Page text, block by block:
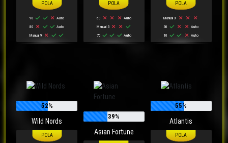
90
Auto
80
Auto
Manual 9
60
Auto
Manual 5
70
Auto
Manual 3
50
Auto
10
Auto
52%
Wild Nords
39%
Asian Fortune
55%
Atlantis